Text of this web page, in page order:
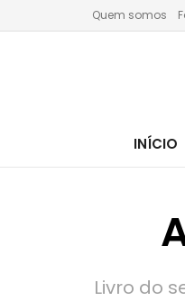
Quem somos
INÍCIO
Livro do